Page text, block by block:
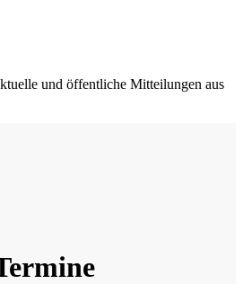
und öffentliche Mitteilungen aus